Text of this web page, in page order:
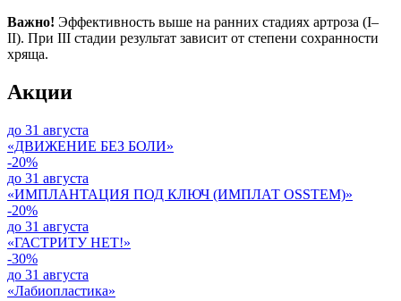
Важно! Эффективность выше на ранних стадиях артроза (I–
II). При III стадии результат зависит от степени сохранности
хряща.
Акции
до 31 августа
«ДВИЖЕНИЕ БЕЗ БОЛИ»
-20%
до 31 августа
«ИМПЛАНТАЦИЯ ПОД КЛЮЧ (ИМПЛАТ OSSTEM)»
-20%
до 31 августа
«ГАСТРИТУ НЕТ!»
-30%
до 31 августа
«Лабиопластика»